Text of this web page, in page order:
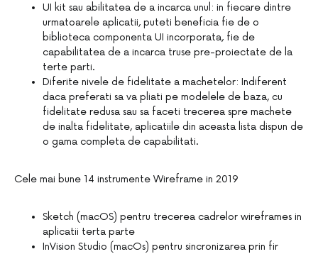
UI kit sau abilitatea de a incarca unul: in fiecare dintre
urmatoarele aplicatii, puteti beneficia fie de o
biblioteca componenta UI incorporata, fie de
capabilitatea de a incarca truse pre-proiectate de la
terte parti.
Diferite nivele de fidelitate a machetelor: Indiferent
daca preferati sa va pliati pe modelele de baza, cu
fidelitate redusa sau sa faceti trecerea spre machete
de inalta fidelitate, aplicatiile din aceasta lista dispun de
o gama completa de capabilitati.
Cele mai bune 14 instrumente Wireframe in 2019
Sketch (macOS) pentru trecerea cadrelor wireframes in
aplicatii terta parte
InVision Studio (macOs) pentru sincronizarea prin fir